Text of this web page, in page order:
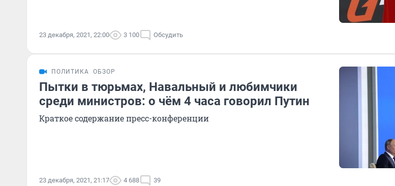
23 декабря, 2021, 22:00 3 100 Обсудить
ПОЛИТИКА ОБЗОР
Пытки в тюрьмах, Навальный и любимчики
среди министров: о чём 4 часа говорил Путин
Краткое содержание пресс-конференции
23 декабря, 2021, 21:17 4 688 39